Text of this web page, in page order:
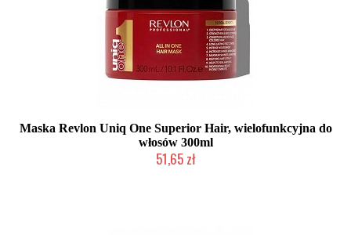
Maska Revlon Uniq One Superior Hair, wielofunkcyjna do
włosów 300ml
51,65 zł